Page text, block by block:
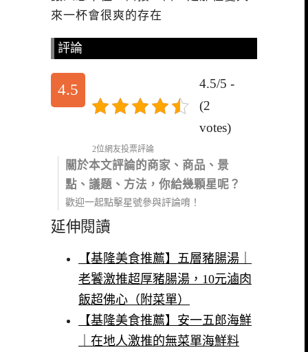
來一杯會很爽的存在
評論
4.5
4.5/5 -
(2
votes)
2位網友投票評論
關於本文評論的商家、商品、景
點、議題、方法，你給幾顆星呢？
歡迎一起點擊星號參與評論唷！
延伸閱讀
【基隆美食推薦】五層豬腸湯｜
老饕激推超厚豬腸湯，10元滷肉
飯超佛心（附菜單）
【基隆美食推薦】安一五郎海鮮
｜在地人激推的無菜單海鮮料